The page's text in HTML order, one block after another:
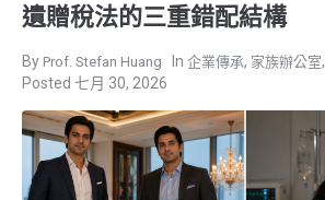
遺贈稅法的三重錯配結構
Prof. Stefan Huang 企業傳承, 家族辦公室,
七月 30, 2026